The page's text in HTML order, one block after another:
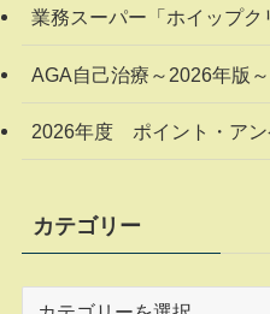
業務スーパー「ホイップク
AGA自己治療～2026年版～
2026年度 ポイント・アン
カテゴリー